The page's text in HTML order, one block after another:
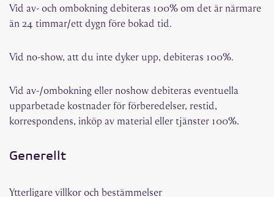
Vid av- och ombokning debiteras 100% om det är närmare
än 24 timmar/ett dygn före bokad tid.
Vid no-show, att du inte dyker upp, debiteras 100%.
Vid av-/ombokning eller noshow debiteras eventuella
upparbetade kostnader för förberedelser, restid,
korrespondens, inköp av material eller tjänster 100%.
Generellt
Ytterligare villkor och bestämmelser